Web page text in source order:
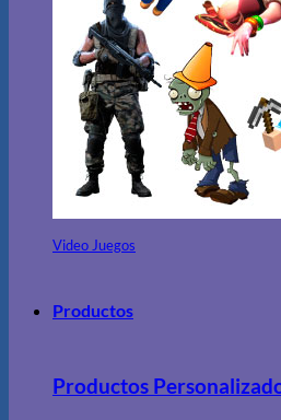
Video Juegos
Productos
Productos